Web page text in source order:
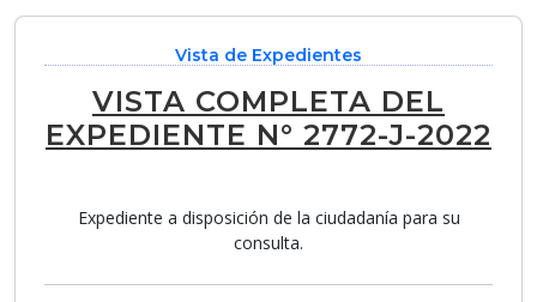
Vista de Expedientes
VISTA COMPLETA DEL
EXPEDIENTE N° 2772-J-2022
Expediente a disposición de la ciudadanía para su
consulta.